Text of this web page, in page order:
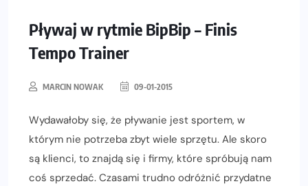
Pływaj w rytmie BipBip – Finis
Tempo Trainer
MARCIN NOWAK 09-01-2015
Wydawałoby się, że pływanie jest sportem, w
którym nie potrzeba zbyt wiele sprzętu. Ale skoro
są klienci, to znajdą się i firmy, które spróbują nam
coś sprzedać. Czasami trudno odróżnić przydatne